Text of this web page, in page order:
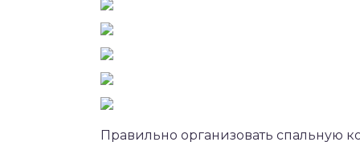
Правильно организовать спальную